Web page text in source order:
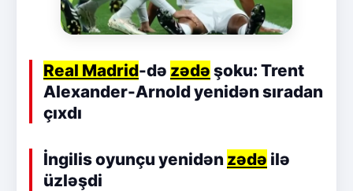
Real Madrid-də zədə şoku: Trent
Alexander-Arnold yenidən sıradan
çıxdı
İngilis oyunçu yenidən zədə ilə
üzləşdi